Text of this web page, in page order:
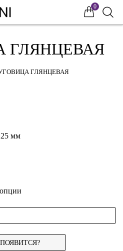
0
ГЛЯНЦЕВАЯ
ГЛЯНЦЕВАЯ
25 мм